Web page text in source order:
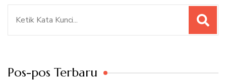
Pos-pos Terbaru